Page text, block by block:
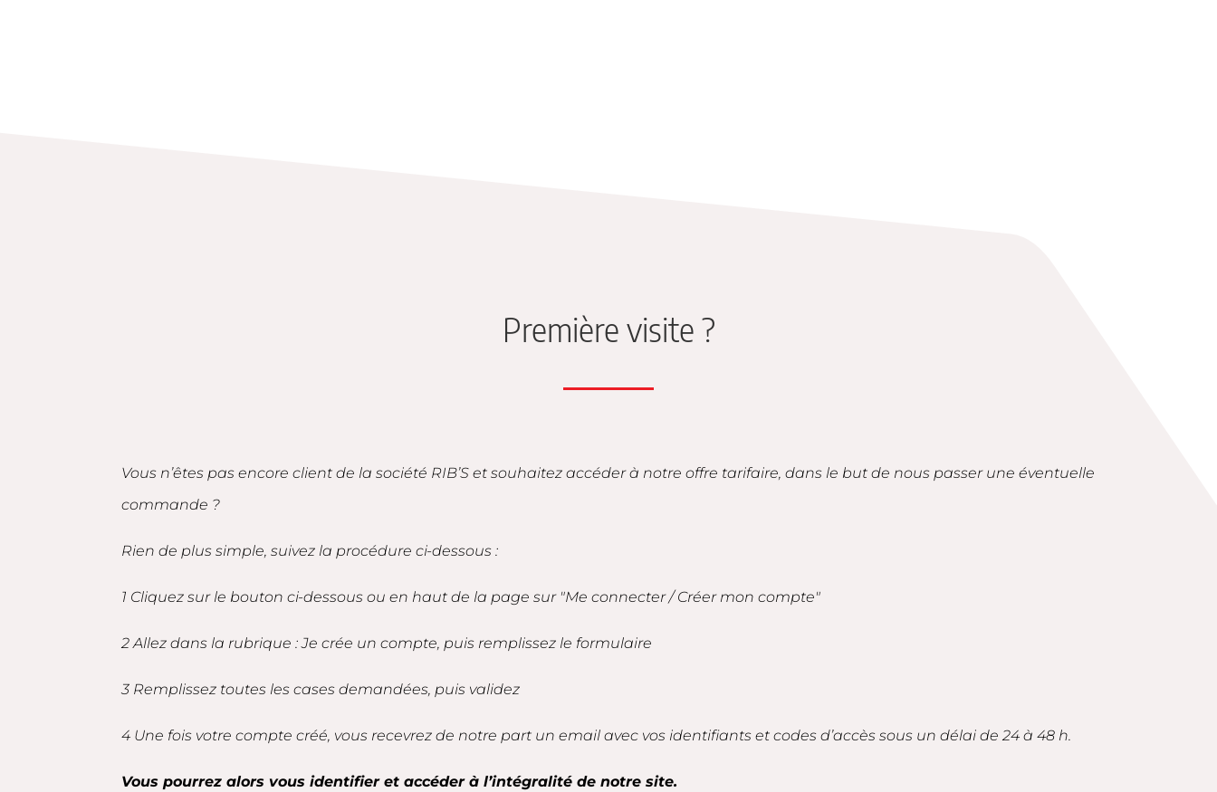
Première visite ?
Vous n’êtes pas encore client de la société RIB’S et souhaitez accéder à notre offre tarifaire, dans le but de nous passer une éventuelle
commande ?
Rien de plus simple, suivez la procédure ci-dessous :
1 Cliquez sur le bouton ci-dessous ou en haut de la page sur "Me connecter / Créer mon compte"
2 Allez dans la rubrique : Je crée un compte, puis remplissez le formulaire
3 Remplissez toutes les cases demandées, puis validez
4 Une fois votre compte créé, vous recevrez de notre part un email avec vos identifiants et codes d’accès sous un délai de 24 à 48 h.
Vous pourrez alors vous identifier et accéder à l’intégralité de notre site.